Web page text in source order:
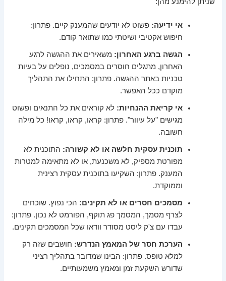
אי ידיעה: פשוט לא יודעים שהמענק קיים. פתרון:
חיפוש אקטיבי ושיטתי כמו שתואר קודם.
הגשה ברגע האחרון: משאירים את ההגשה לרגע
האחרון, מתגלים חוסרים במסמכים, נופלים על בעיות
טכניות באתר ההגשה. פתרון: התחילו את התהליך
מוקדם ככל האפשר.
אי קריאת ההנחיות: לא קוראים את כל התנאים ופשוט
מגישים "על עיוור". פתרון: קראו, קראו, קראו! כל מילה
חשובה.
תוכנית עסקית חלשה או לא קשורה: התוכנית לא
מפורטת מספיק, לא משכנעת, או לא מתאימה למטרות
המענק. פתרון: השקיעו בתוכנית עסקית רצינית
וממוקדת.
מסמכים חסרים או לא תקינים: הכי נפוץ. שוכחים
לצרף מסמך, המסמך פג תוקף, הפורמט לא נכון. פתרון:
עבדו עם צ'ק ליסט מסודר וודאו שכל המסמכים תקינים.
הערכת חסר של המאמץ הנדרש: חושבים שזה רק
למלא טופס. פתרון: הבינו שמדובר בתהליך רציני
שדורש השקעת זמן ומאמץ משמעותיים.